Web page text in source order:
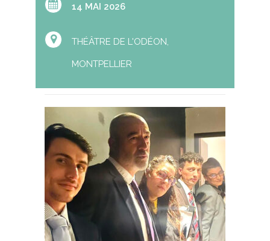
14 MAI 2026
THÉÂTRE DE L'ODÉON,
MONTPELLIER